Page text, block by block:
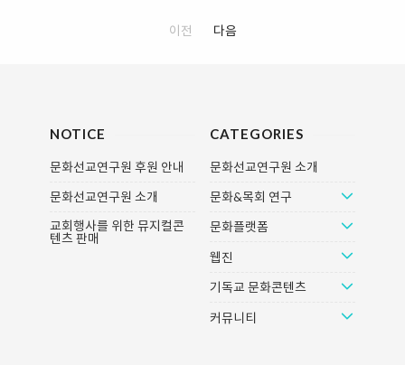
통해 개별연락 드립니다. ⭕이벤트
연구원과 함께 책 의 내용과 오늘의
네토크에💟 30분을 초대합니다.💟
의 이야기, 그녀의 이야기를 다룹니
있지 않은 여백의 이야기들, 마리아
대한 심도 깊은 이야기가 1시간 가
량 진행될 예정입니다. ⭐ 행사 마지
을 추첨해 씨네토크에 모십니다. 참
수 없는 초대이벤트..
이전 다음
NOTICE
문화선교연구원 후원 안내
문화선교연구원 소개
교회행사를 위한 뮤지컬콘
텐츠 판매
CATEGORIES
문화선교연구원 소개
문화&목회 연구
문화플랫폼
웹진
기독교 문화콘텐츠
커뮤니티